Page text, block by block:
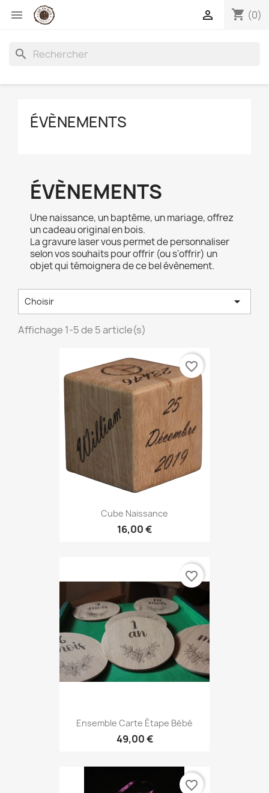
 shopping_cart (0)

search
ÉVÈNEMENTS
ÉVÈNEMENTS
Une naissance, un baptême, un mariage, offrez
un cadeau original en bois.
La gravure laser vous permet de personnaliser
selon vos souhaits pour offrir (ou s'offrir) un
objet qui témoignera de ce bel évènement.
Choisir 
Affichage 1-5 de 5 article(s)
Cube Naissance
16,00 €
favorite_border
Ensemble Carte Étape Bébé
49,00 €
favorite_border
favorite_border